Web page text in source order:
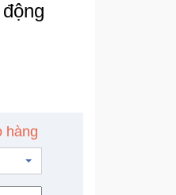
hàng